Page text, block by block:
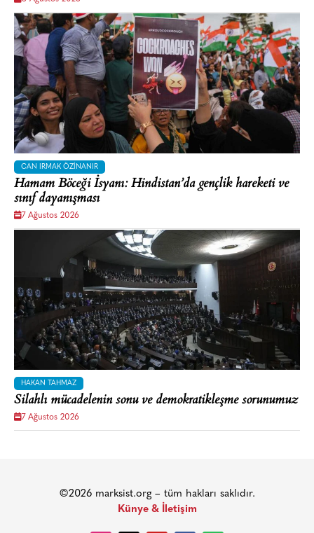
CAN IRMAK ÖZINANIR
Hamam Böceği İsyanı: Hindistan’da gençlik hareketi ve
sınıf dayanışması
7 Ağustos 2026
HAKAN TAHMAZ
Silahlı mücadelenin sonu ve demokratikleşme sorunumuz
7 Ağustos 2026
©2026 marksist.org – tüm hakları saklıdır.
Künye & İletişim